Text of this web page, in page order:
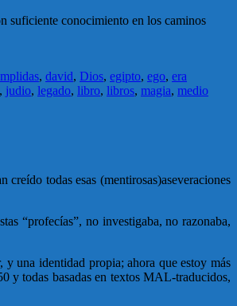
suficiente conocimiento en los caminos
, david, Dios, egipto, ego, era
, judio, legado, libro, libros, magia, medio
todas esas (mentirosas)aseveraciones
“profecías”, no investigaba, no razonaba,
una identidad propia; ahora que estoy más
y todas basadas en textos MAL-traducidos,